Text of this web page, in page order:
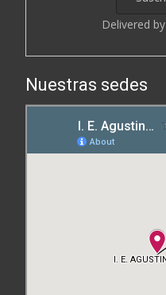
Delivered by
Nuestras sedes